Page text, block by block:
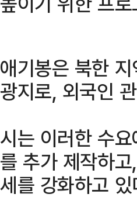
애기봉은 북한
광지로, 외국인
시는 이러한 수
를 추가 제작하
세를 강화하고 있